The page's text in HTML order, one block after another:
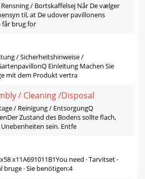
/ Bortskaffelsej Når De vælger
til, at De udover pavillonens
får brug for
/ Sicherheitshinweise /
Einleitung Machen Sie
mit dem Produkt vertra
/ Cleaning /Disposal
/ Reinigung / EntsorgungQ
Zustand des Bodens sollte ﬂach,
sein. Entfe
x11A691011B1You need · Tarvitset ·
bruge · Sie benötigen:4